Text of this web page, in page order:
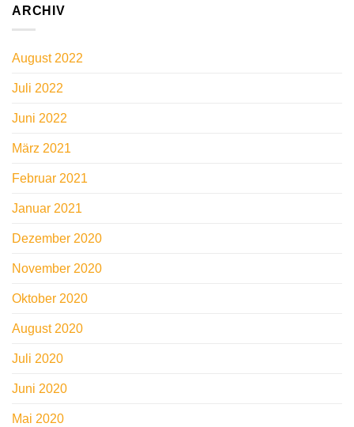
ARCHIV
August 2022
Juli 2022
Juni 2022
März 2021
Februar 2021
Januar 2021
Dezember 2020
November 2020
Oktober 2020
August 2020
Juli 2020
Juni 2020
Mai 2020